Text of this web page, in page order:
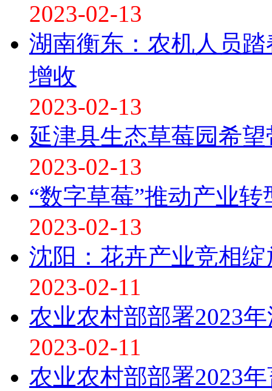
2023-02-13
湖南衡东：农机人员
增收
2023-02-13
延津县生态草莓园希
2023-02-13
“数字草莓”推动产业转
2023-02-13
沈阳：花卉产业竞相
2023-02-11
农业农村部部署2023
2023-02-11
农业农村部部署2023